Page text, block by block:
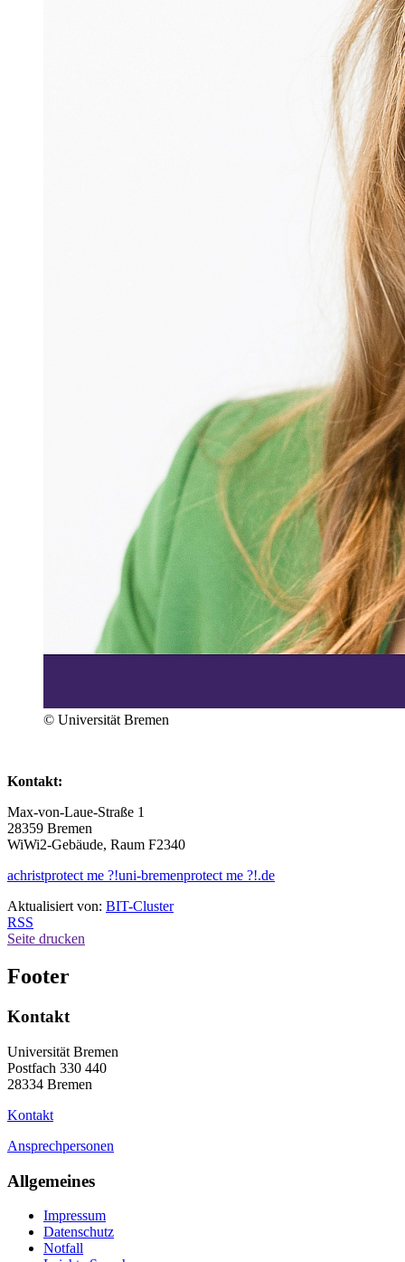
© Universität Bremen
Kontakt:
Max-von-Laue-Straße 1
28359 Bremen
WiWi2-Gebäude, Raum F2340
achristprotect me ?!uni-bremenprotect me ?!.de
Aktualisiert von: BIT-Cluster
RSS
Seite drucken
Footer
Kontakt
Universität Bremen
Postfach 330 440
28334 Bremen
Kontakt
Ansprechpersonen
Allgemeines
Impressum
Datenschutz
Notfall